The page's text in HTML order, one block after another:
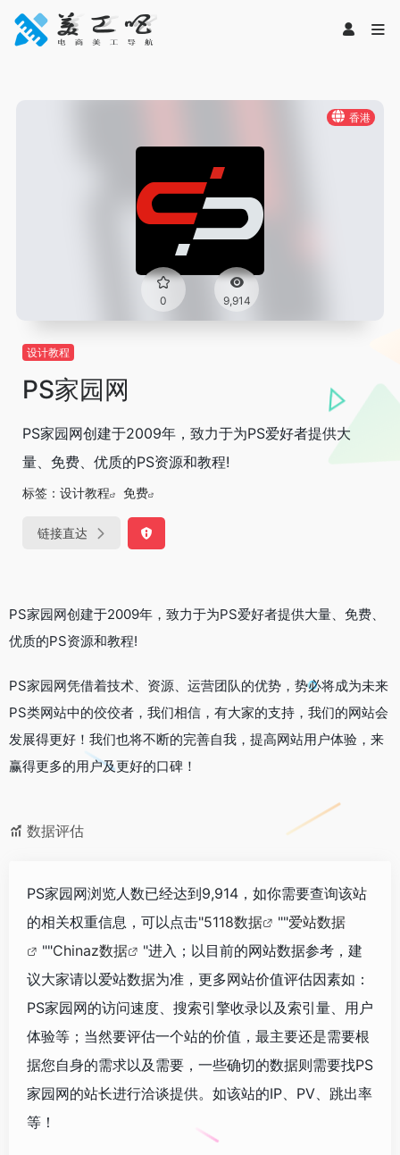
香港
0 9,914
设计教程
PS家园网
PS家园网创建于2009年，致力于为PS爱好者提供大
量、免费、优质的PS资源和教程!
标签： 设计教程 免费
链接直达
PS家园网创建于2009年，致力于为PS爱好者提供大量、免费、
优质的PS资源和教程!
PS家园网凭借着技术、资源、运营团队的优势，势必将成为未来
PS类网站中的佼佼者，我们相信，有大家的支持，我们的网站会
发展得更好！我们也将不断的完善自我，提高网站用户体验，来
赢得更多的用户及更好的口碑！
数据评估
PS家园网浏览人数已经达到9,914，如你需要查询该站
的相关权重信息，可以点击"5118数据 ""爱站数据
""Chinaz数据
"进入；以目前的网站数据参考，建
议大家请以爱站数据为准，更多网站价值评估因素如：
PS家园网的访问速度、搜索引擎收录以及索引量、用户
体验等；当然要评估一个站的价值，最主要还是需要根
据您自身的需求以及需要，一些确切的数据则需要找PS
家园网的站长进行洽谈提供。如该站的IP、PV、跳出率
等！